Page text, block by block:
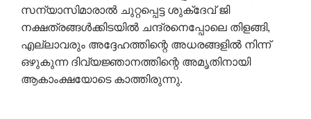
സന്യാസിമാരാൽ ചുറ്റപ്പെട്ട ശുക്ദേവ് ജി
നക്ഷത്രങ്ങൾക്കിടയിൽ ചന്ദ്രനെപ്പോലെ തിളങ്ങി,
എല്ലാവരും അദ്ദേഹത്തിന്റെ അധരങ്ങളിൽ നിന്ന്
ഒഴുകുന്ന ദിവ്യജ്ഞാനത്തിന്റെ അമൃതിനായി
ആകാംക്ഷയോടെ കാത്തിരുന്നു.